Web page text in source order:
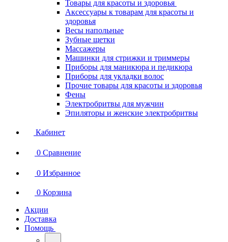
Товары для красоты и здоровья
Аксессуары к товарам для красоты и
здоровья
Весы напольные
Зубные щетки
Массажеры
Машинки для стрижки и триммеры
Приборы для маникюра и педикюра
Приборы для укладки волос
Прочие товары для красоты и здоровья
Фены
Электробритвы для мужчин
Эпиляторы и женские электробритвы
Кабинет
0 Сравнение
0 Избранное
0 Корзина
Акции
Доставка
Помощь